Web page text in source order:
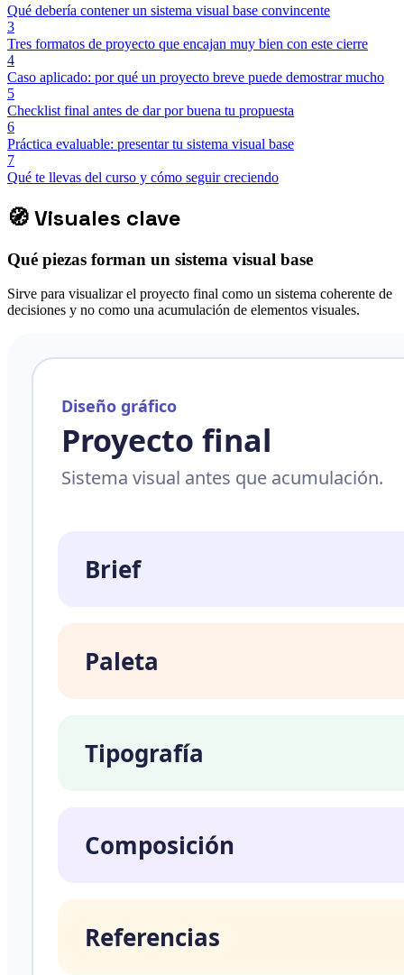
Qué debería contener un sistema visual base convincente
3
Tres formatos de proyecto que encajan muy bien con este cierre
4
Caso aplicado: por qué un proyecto breve puede demostrar mucho
5
Checklist final antes de dar por buena tu propuesta
6
Práctica evaluable: presentar tu sistema visual base
7
Qué te llevas del curso y cómo seguir creciendo
🧭Visuales clave
Qué piezas forman un sistema visual base
Sirve para visualizar el proyecto final como un sistema coherente de
decisiones y no como una acumulación de elementos visuales.